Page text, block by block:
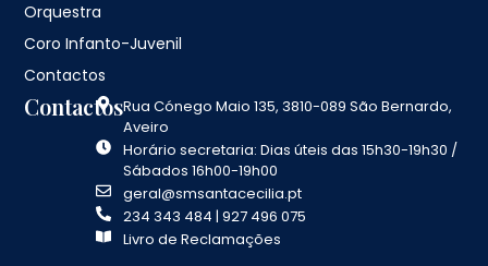
Orquestra
Coro Infanto-Juvenil
Contactos
ContactosRua Cónego Maio 135, 3810-089 São Bernardo,
Aveiro
Horário secretaria: Dias úteis das 15h30-19h30 /
Sábados 16h00-19h00
geral@smsantacecilia.pt
234 343 484 | 927 496 075
Livro de Reclamações